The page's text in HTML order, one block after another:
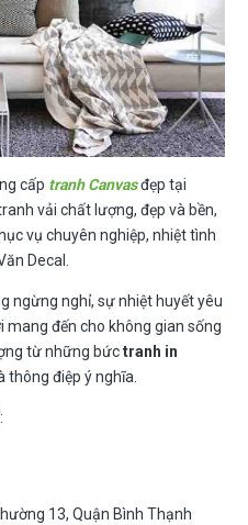
cấp tranh Canvasđẹp tại
vải chất lượng, đẹp và bền,
vụ chuyên nghiệp, nhiệt tình
Decal.
ngừng nghỉ, sự nhiệt huyết yêu
mang đến cho không gian sống
từ những bứctranh in
thông điệp ý nghĩa.
13, Quận Bình Thạnh